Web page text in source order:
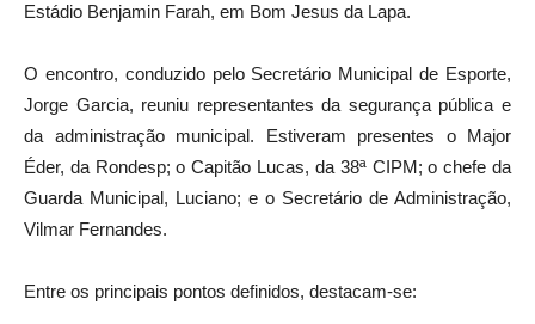
Estádio Benjamin Farah, em Bom Jesus da Lapa.
O encontro, conduzido pelo Secretário Municipal de Esporte,
Jorge Garcia, reuniu representantes da segurança pública e
da administração municipal. Estiveram presentes o Major
Éder, da Rondesp; o Capitão Lucas, da 38ª CIPM; o chefe da
Guarda Municipal, Luciano; e o Secretário de Administração,
Vilmar Fernandes.
Entre os principais pontos definidos, destacam-se: